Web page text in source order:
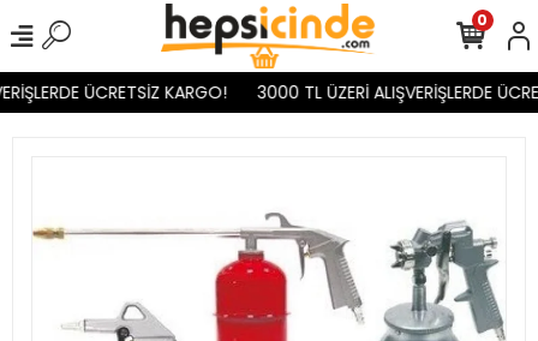
ÜCRETSİZ KARGO! 3000 TL ÜZERİ ALIŞVERİŞLERDE
0